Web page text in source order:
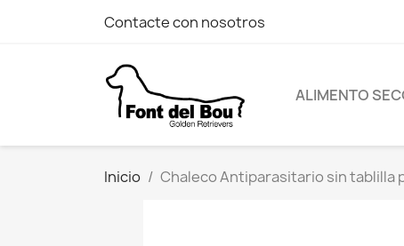
Contacte con nosotros
ALIMENTO
Inicio Chaleco Antiparasitario sin tablilla